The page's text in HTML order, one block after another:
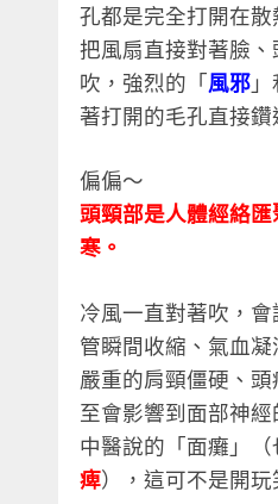
孔都是完全打開在
把風扇直接對著臉
吹，強烈的「風邪
著打開的毛孔直接鑽
偏偏～
頭頸部是人體經絡
寒。
冷風一直對著吹，
管瞬間收縮、氣血
嚴重的肩頸僵硬、
至會影響到面部神
中醫說的「面癱」（
痺），這可不是開玩